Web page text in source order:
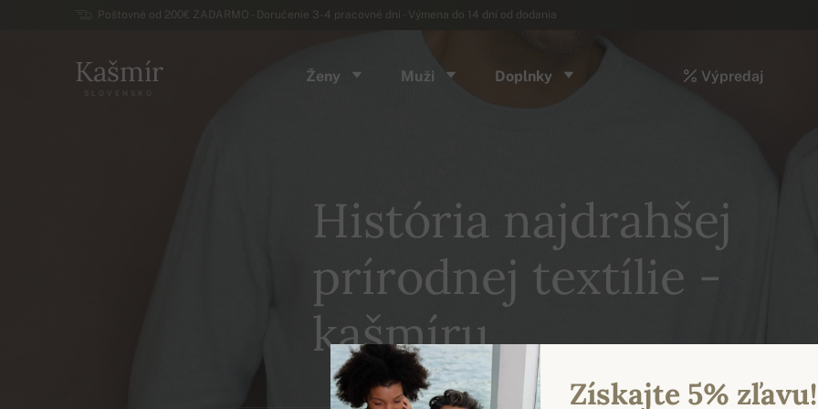
Poštovné od 200€ ZADARMO - Doručenie 3-4 pracovné dni - Výmena do 14 dní od dodania
Kašmír
SLOVENSKO
Ženy Muži Doplnky Výpredaj
História najdrahšej
prírodnej textílie -
kašmíru.
Získajte 5% zľavu!